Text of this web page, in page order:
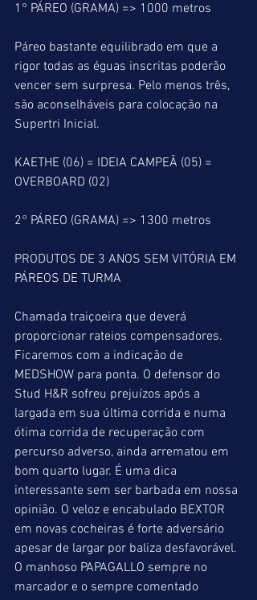
1° PÁREO (GRAMA) => 1000 metros
Páreo bastante equilibrado em que a
rigor todas as éguas inscritas poderão
vencer sem surpresa. Pelo menos três,
são aconselháveis para colocação na
Supertri Inicial.
KAETHE (06) = IDEIA CAMPEÃ (05) =
OVERBOARD (02)
2° PÁREO (GRAMA) => 1300 metros
PRODUTOS DE 3 ANOS SEM VITÓRIA EM
PÁREOS DE TURMA
Chamada traiçoeira que deverá
proporcionar rateios compensadores.
Ficaremos com a indicação de
MEDSHOW para ponta. O defensor do
Stud H&R sofreu prejuízos após a
largada em sua última corrida e numa
ótima corrida de recuperação com
percurso adverso, ainda arrematou em
bom quarto lugar. É uma dica
interessante sem ser barbada em nossa
opinião. O veloz e encabulado BEXTOR
em novas cocheiras é forte adversário
apesar de largar por baliza desfavorável.
O manhoso PAPAGALLO sempre no
marcador e o sempre comentado